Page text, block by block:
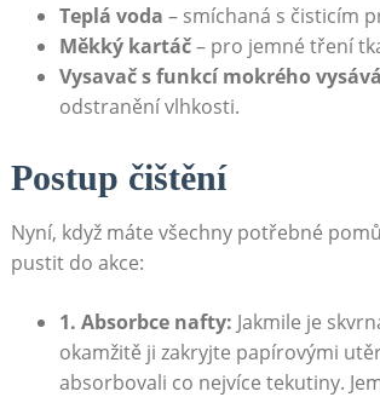
Teplá voda – smíchaná s čisticím
Měkký kartáč– pro jemné tření
Vysavač s funkcí mokrého
odstranění vlhkosti.
Postup čištění
Nyní, když máte všechny potřebné
pustit do akce:
1. Absorbce nafty: Jakmile je
okamžitě ji zakryjte papírovými
absorbovali co nejvíce tekutiny.